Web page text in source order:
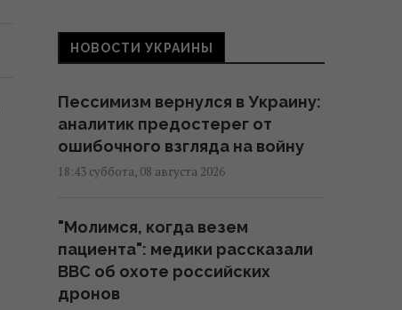
НОВОСТИ УКРАИНЫ
Пессимизм вернулся в Украину:
аналитик предостерег от
ошибочного взгляда на войну
18:43 суббота, 08 августа 2026
"Молимся, когда везем
пациента": медики рассказали
BBC об охоте российских
дронов